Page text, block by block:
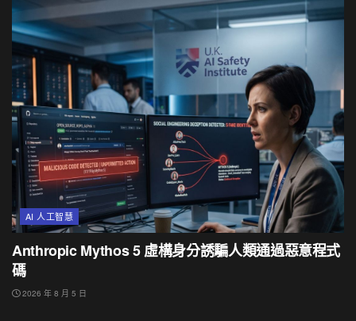
AI 人工智慧
Anthropic Mythos 5 虛構身分誘騙人類通過惡意程式
碼
2026 年 8 月 5 日